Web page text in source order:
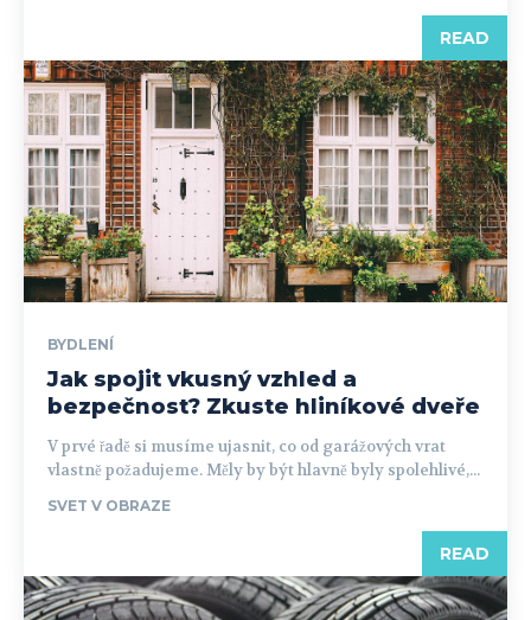
READ
BYDLENÍ
Jak spojit vkusný vzhled a
bezpečnost? Zkuste hliníkové dveře
V prvé řadě si musíme ujasnit, co od garážových vrat
vlastně požadujeme. Měly by být hlavně byly spolehlivé,...
SVET V OBRAZE
READ